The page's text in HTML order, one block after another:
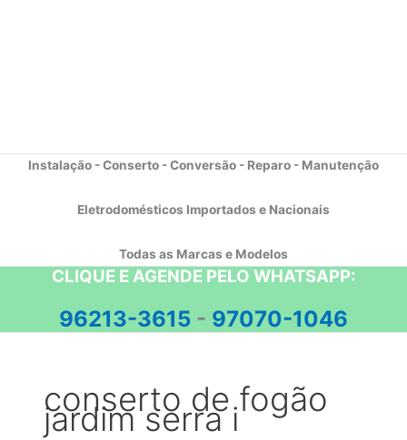
Instalação - Conserto - Conversão - Reparo - Manutenção
Eletrodomésticos Importados e Nacionais
Todas as Marcas e Modelos
CLIQUE E AGENDE PELO WHATSAPP:
96213-3615 - 97070-1046
conserto de fogão
jardim serra i